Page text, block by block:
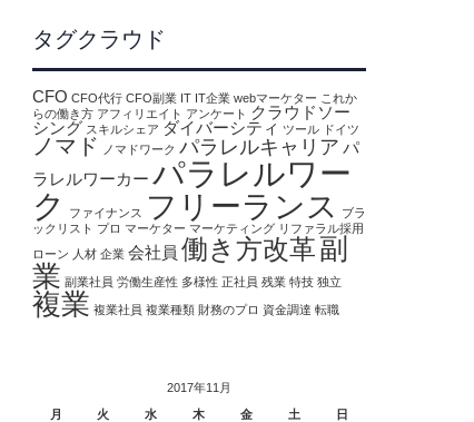
タグクラウド
CFO CFO代行 CFO副業 IT IT企業 webマーケター これか
らの働き方 アフィリエイト アンケート クラウドソー
シング スキルシェア ダイバーシティ ツール ドイツ
ノマド ノマドワーク パラレルキャリア パ
ラレルワーカー パラレルワー
ク
ファイナンス フリーランス
ブラ
ックリスト プロ マーケター マーケティング リファラル採用
ローン 人材 企業 会社員 働き方改革副
業 副業社員 労働生産性 多様性 正社員 残業 特技 独立
複業 複業社員 複業種類 財務のプロ 資金調達 転職
2017年11月
月
火 水 木 金 土 日